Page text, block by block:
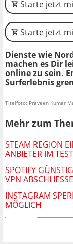
Starte jetzt
Starte jetzt
Dienste wie
machen es Dir
online zu sein.
Surferlebnis
Titelfoto: Praveen Kumar
Mehr zum
STEAM REGION
ANBIETER IM TEST
SPOTIFY
VPN ABSCHLIESSEN
INSTAGRAM
MÖGLICH